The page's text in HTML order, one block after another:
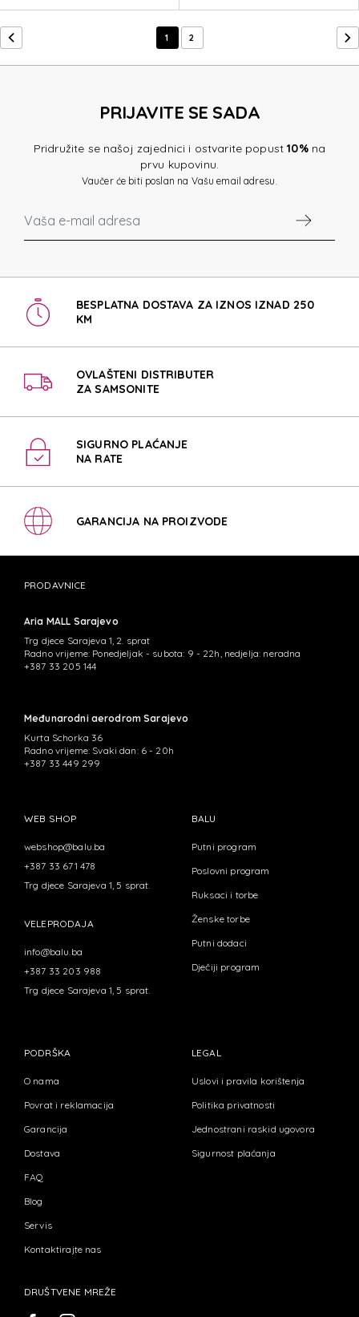
1 2
PRIJAVITE SE SADA
Pridružite se našoj zajednici i ostvarite popust10%na
prvu kupovinu.
Vaučer će biti poslan na Vašu email adresu.
BESPLATNA DOSTAVA ZA IZNOS IZNAD 250
KM
OVLAŠTENI DISTRIBUTER
ZA SAMSONITE
SIGURNO PLAĆANJE
NA RATE
GARANCIJA NA PROIZVODE
PRODAVNICE
Aria MALL Sarajevo
Trg djece Sarajeva 1, 2. sprat
Radno vrijeme: Ponedjeljak - subota: 9 - 22h, nedjelja: neradna
+387 33 205 144
Međunarodni aerodrom Sarajevo
Kurta Schorka 36
Radno vrijeme: Svaki dan: 6 - 20h
+387 33 449 299
WEB SHOP
webshop@balu.ba
+387 33 671 478
Trg djece Sarajeva 1, 5 sprat.
VELEPRODAJA
info@balu.ba
+387 33 203 988
Trg djece Sarajeva 1, 5 sprat.
BALU
Putni program
Poslovni program
Ruksaci i torbe
Ženske torbe
Putni dodaci
Dječiji program
PODRŠKA
O nama
Povrat i reklamacija
Garancija
Dostava
FAQ
Blog
Servis
Kontaktirajte nas
LEGAL
Uslovi i pravila korištenja
Politika privatnosti
Jednostrani raskid ugovora
Sigurnost plaćanja
DRUŠTVENE MREŽE